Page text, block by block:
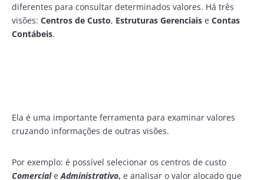
diferentes para consultar determinados valores. Há três
visões: Centros de Custo, Estruturas Gerenciais e Contas
Contábeis.
Ela é uma importante ferramenta para examinar valores
cruzando informações de outras visões.
Por exemplo: é possível selecionar os centros de custo
ComercialeAdministrativo, e analisar o valor alocado que